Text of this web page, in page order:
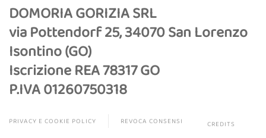
DOMORIA GORIZIA SRL
via Pottendorf 25, 34070 San Lorenzo
Isontino (GO)
Iscrizione REA 78317 GO
P.IVA 01260750318
PRIVACY E COOKIE POLICY REVOCA CONSENSI CREDITS